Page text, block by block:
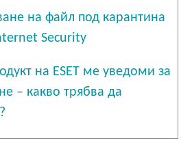
на файл под карантина
Security
на ESET ме уведоми за
– какво трябва да